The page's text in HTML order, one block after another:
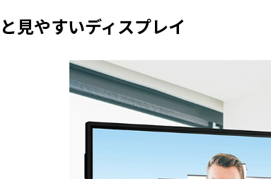
見やすいディスプレイ